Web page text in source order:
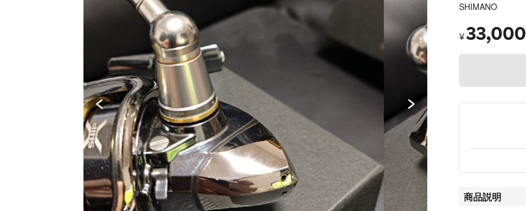
SHIMANO
¥33,000
商品説明